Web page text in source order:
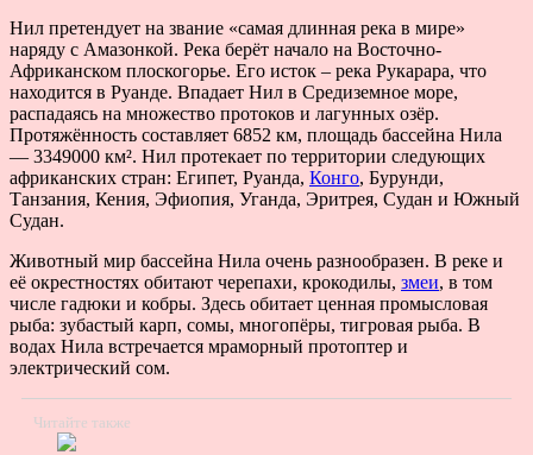
Нил претендует на звание «самая длинная река в мире»
наряду с Амазонкой. Река берёт начало на Восточно-
Африканском плоскогорье. Его исток – река Рукарара, что
находится в Руанде. Впадает Нил в Средиземное море,
распадаясь на множество протоков и лагунных озёр.
Протяжённость составляет 6852 км, площадь бассейна Нила
— 3349000 км². Нил протекает по территории следующих
африканских стран: Египет, Руанда, Конго, Бурунди,
Танзания, Кения, Эфиопия, Уганда, Эритрея, Судан и Южный
Судан.
Животный мир бассейна Нила очень разнообразен. В реке и
её окрестностях обитают черепахи, крокодилы, змеи, в том
числе гадюки и кобры. Здесь обитает ценная промысловая
рыба: зубастый карп, сомы, многопёры, тигровая рыба. В
водах Нила встречается мраморный протоптер и
электрический сом.
Читайте также